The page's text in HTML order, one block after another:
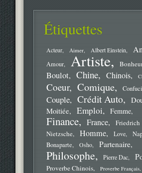
Étiquettes
Acteur Aimer Albert Einstein
Amour Artiste
Boulot Chine Chinois
Coeur Comique
Couple Crédit Auto
Moitiée
Emploi Femme
Finance France
Friedrich
Nietzsche
Homme Love
Bonaparte
Osho Partenaire
Philosophe Pierre Dac
Proverbe Chinois Proverbe Français